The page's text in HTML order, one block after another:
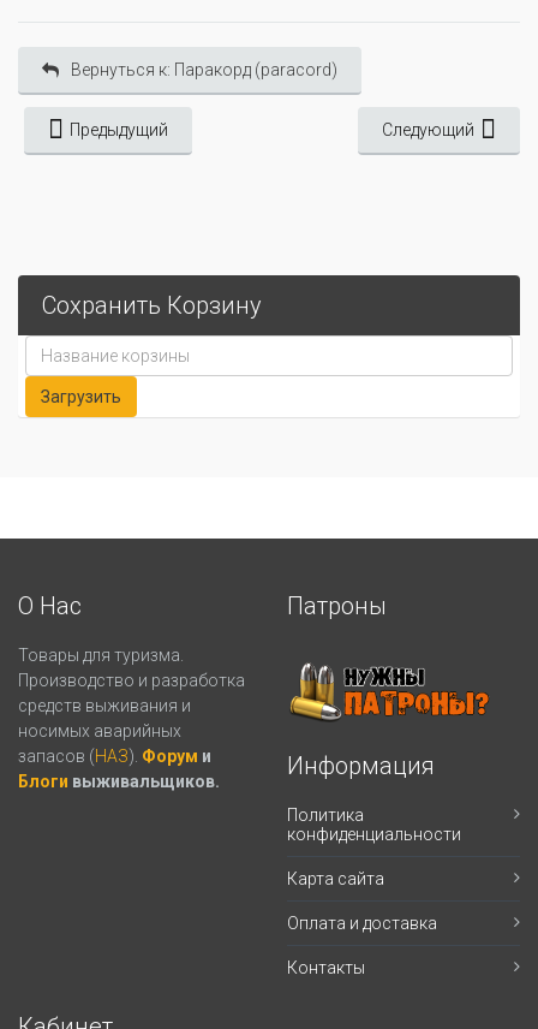
Вернуться к: Паракорд (paracord)
Предыдущий Следующий
Сохранить Корзину
О Нас
Товары для туризма.
Производство и разработка
средств выживания и
носимых аварийных
запасов (НАЗ). Форум и
Блоги выживальщиков.
Патроны
Информация
Политика
конфиденциальности
Карта сайта
Оплата и доставка
Контакты